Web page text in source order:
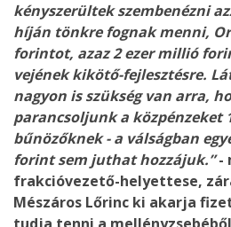
kényszerültek szembenézni
híján tönkre fognak menni,
forintot, azaz 2 ezer millió
vejének kikötő-fejlesztésre.
nagyon is szükség van arra,
parancsoljunk a közpénzeket
bűnözőknek - a válságban
forint sem juthat hozzájuk.”-
frakcióvezető-helyettese,
Mészáros Lőrinc ki akarja